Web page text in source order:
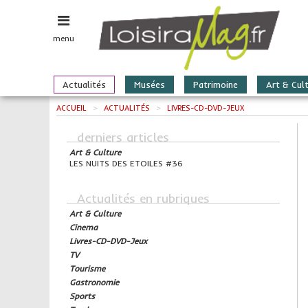
menu
Actualités Musées Patrimoine Art &
ACCUEIL > ACTUALITÉS > LIVRES-CD-DVD-JEUX
derniers articles
Art & Culture
LES NUITS DES ETOILES #36
Actualités en rubriques
Art & Culture
Cinema
Livres-CD-DVD-Jeux
TV
Tourisme
Gastronomie
Sports